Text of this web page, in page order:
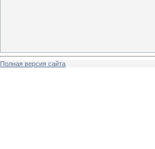
Полная версия сайта